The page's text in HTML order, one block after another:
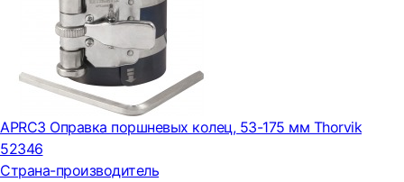
APRC3 Оправка поршневых колец, 53-175 мм Thorvik
52346
Страна-производитель